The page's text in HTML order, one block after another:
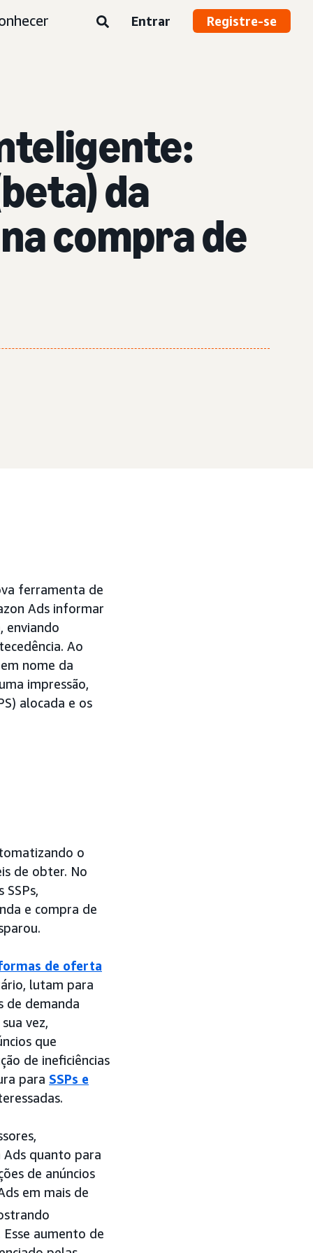
Entrar Registre-se
da
compra de
ferramenta de
Ads informar
enviando
Ao
nome da
impressão,
alocada e os
o
de obter. No
e compra de
de oferta
lutam para
de demanda
vez,
que
de ineficiências
para SSPs e
quanto para
de anúncios
em mais de
aumento de